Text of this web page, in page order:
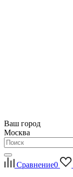
Ваш город
Москва
Сравнение0